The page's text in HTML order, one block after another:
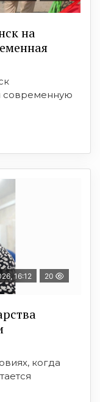
на
современную
16:12 20
когда